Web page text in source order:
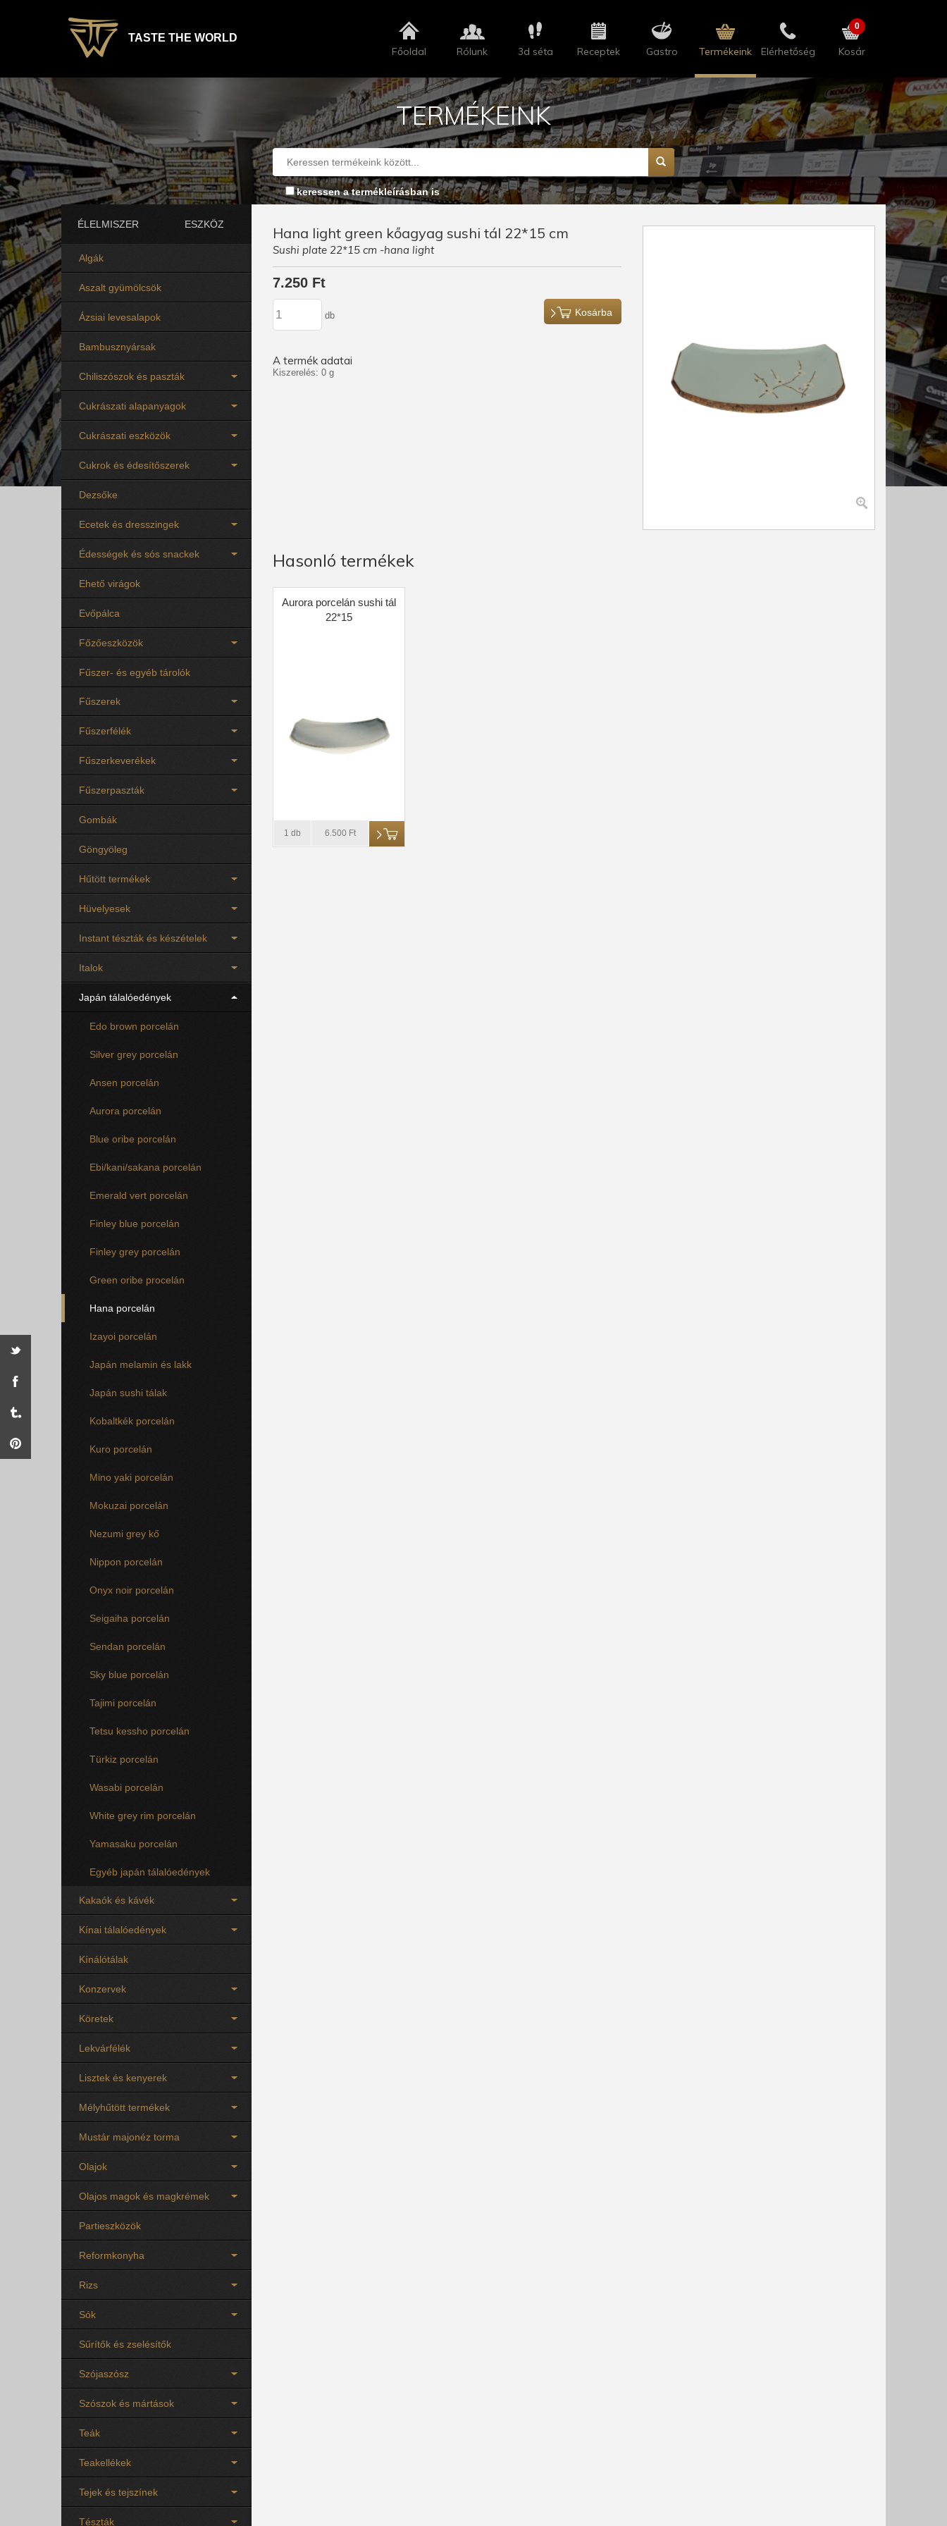
TASTE THE WORLD
Főoldal Rólunk 3d séta Receptek Gastro Termékeink Elérhetőség Kosár
0
TERMÉKEINK
keressen a termékleírásban is
ÉLELMISZER ESZKÖZ
Algák
Aszalt gyümölcsök
Ázsiai levesalapok
Bambusznyársak
Chiliszószok és paszták
Cukrászati alapanyagok
Cukrászati eszközök
Cukrok és édesítőszerek
Dezsőke
Ecetek és dresszingek
Édességek és sós snackek
Ehető virágok
Evőpálca
Főzőeszközök
Fűszer- és egyéb tárolók
Fűszerek
Fűszerfélék
Fűszerkeverékek
Fűszerpaszták
Gombák
Göngyöleg
Hűtött termékek
Hüvelyesek
Instant tészták és készételek
Italok
Japán tálalóedények
Edo brown porcelán
Silver grey porcelán
Ansen porcelán
Aurora porcelán
Blue oribe porcelán
Ebi/kani/sakana porcelán
Emerald vert porcelán
Finley blue porcelán
Finley grey porcelán
Green oribe procelán
Hana porcelán
Izayoi porcelán
Japán melamin és lakk
Japán sushi tálak
Kobaltkék porcelán
Kuro porcelán
Mino yaki porcelán
Mokuzai porcelán
Nezumi grey kő
Nippon porcelán
Onyx noir porcelán
Seigaiha porcelán
Sendan porcelán
Sky blue porcelán
Tajimi porcelán
Tetsu kessho porcelán
Türkiz porcelán
Wasabi porcelán
White grey rim porcelán
Yamasaku porcelán
Egyéb japán tálalóedények
Kakaók és kávék
Kínai tálalóedények
Kínálótálak
Konzervek
Köretek
Lekvárfélék
Lisztek és kenyerek
Mélyhűtött termékek
Mustár majonéz torma
Olajok
Olajos magok és magkrémek
Partieszközök
Reformkonyha
Rizs
Sók
Sűrítők és zselésítők
Szójaszósz
Szószok és mártások
Teák
Teakellékek
Tejek és tejszínek
Tészták
Hana light green kőagyag sushi tál 22*15 cm
Sushi plate 22*15 cm -hana light
7.250 Ft
db Kosárba
A termék adatai
Kiszerelés: 0 g
Hasonló termékek
Aurora porcelán sushi tál
22*15
1 db 6.500 Ft